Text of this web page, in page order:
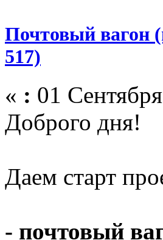
Почтовый вагон
517)
« : 01
Доброго дня!
Даем старт
- почтовый